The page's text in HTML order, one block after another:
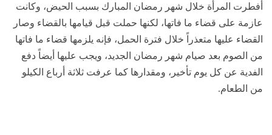
أفطرت المرأة خلال شهر رمضان المبارك بسبب الحيض، وكانت
عازمة على قضاء ما فاتها، لكنها حملت قبل قيامها بالقضاء وصار
القضاء عليها متعذراً خلال فترة الحمل، فإنه يلزمها قضاء ما فاتها
من الصوم بعد صيام شهر رمضان الجديد، ويجب عليها أيضاً دفع
الفدية عن كل يوم تأخير، ومقدارها كما عرفت ثلاثة أرباع الكيلو
من الطعام.